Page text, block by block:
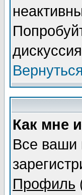
Как мне
Все ваши
Профиль